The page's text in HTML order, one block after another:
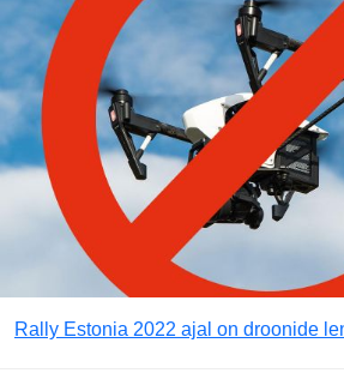
Rally Estonia 2022 ajal on droonide